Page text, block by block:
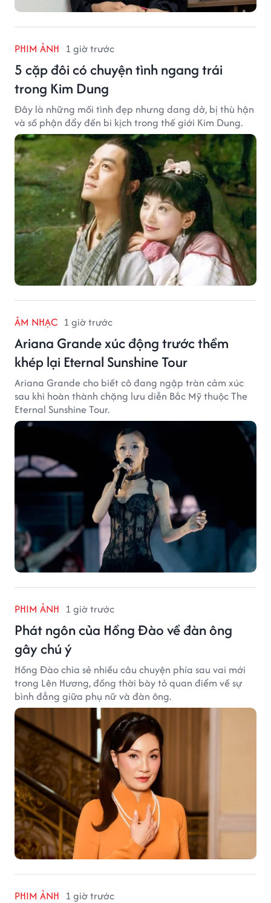
PHIM ẢNH 1 giờ trước
5 cặp đôi có chuyện tình ngang trái
trong Kim Dung
Đây là những mối tình đẹp nhưng dang dở, bị thù hận
và số phận đẩy đến bi kịch trong thế giới Kim Dung.
ÂM NHẠC 1 giờ trước
Ariana Grande xúc động trước thềm
khép lại Eternal Sunshine Tour
Ariana Grande cho biết cô đang ngập tràn cảm xúc
sau khi hoàn thành chặng lưu diễn Bắc Mỹ thuộc The
Eternal Sunshine Tour.
PHIM ẢNH 1 giờ trước
Phát ngôn của Hồng Đào về đàn ông
gây chú ý
Hồng Đào chia sẻ nhiều câu chuyện phía sau vai mới
trong Lên Hương, đồng thời bày tỏ quan điểm về sự
bình đẳng giữa phụ nữ và đàn ông.
PHIM ẢNH 1 giờ trước